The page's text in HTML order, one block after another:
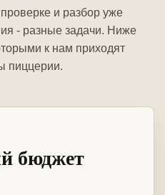
и разбор уже
- разные задачи. Ниже
к нам приходят
пиццерии.
бюджет